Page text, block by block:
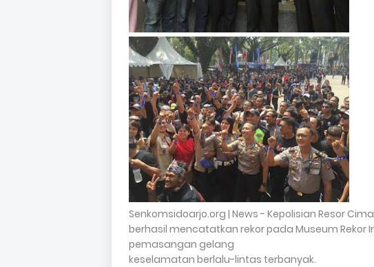
Senkomsidoarjo.org | News - Kepolisian Resor
berhasil mencatatkan rekor pada Museum Rekor
pemasangan gelang
keselamatan berlalu-lintas terbanyak.